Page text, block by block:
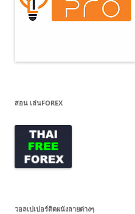
สอน เล่นFOREX
วอลเปเปอร์ติดผนังลายต่างๆ